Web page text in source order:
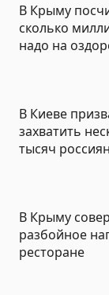
В Крыму
сколько
надо на
В Киеве
захватить
тысяч
В Крыму
разбойное
ресторане